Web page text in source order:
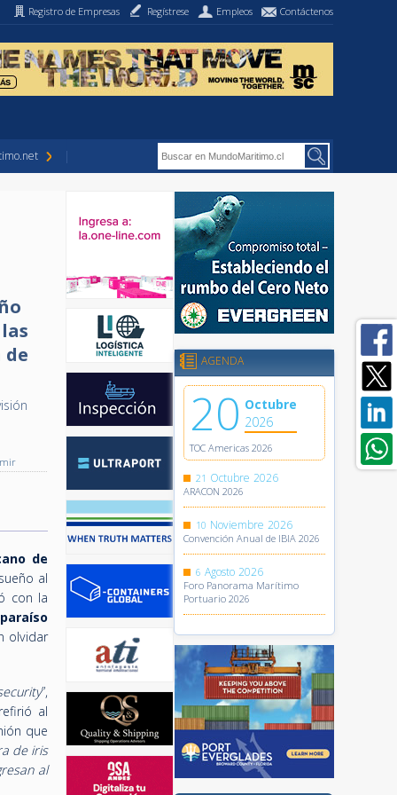
Registro de Empresas Regístrese Empleos Contáctenos
de
al
con la
olvidar
”,
al
que
de iris
al
AGENDA
20 Octubre
2026
TOC Americas 2026
21 Octubre 2026
ARACON 2026
10 Noviembre 2026
Convención Anual de IBIA 2026
6 Agosto 2026
Foro Panorama Marítimo
Portuario 2026